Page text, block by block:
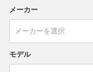
メーカー
モデル